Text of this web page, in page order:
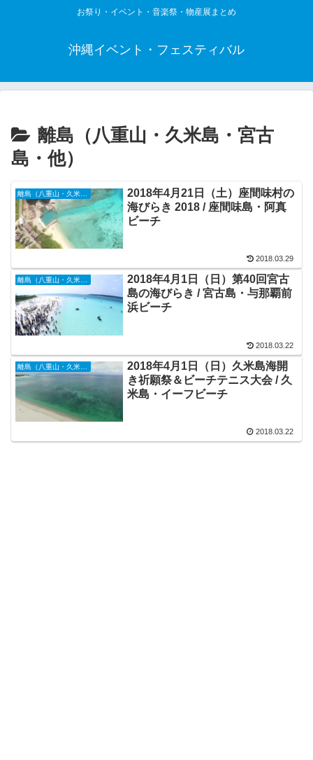
お祭り・イベント・音楽祭・物産展まとめ
沖縄イベント・フェスティバル
離島（八重山・久米島・宮古
島・他）
2018年4月21日（土）座間味村の
海びらき 2018 / 座間味島・阿真
ビーチ
2018.03.29
離島（八重山・久米島・宮古島・他）
2018年4月1日（日）第40回宮古
島の海びらき / 宮古島・与那覇前
浜ビーチ
2018.03.22
2018年4月1日（日）久米島海開
き祈願祭＆ビーチテニス大会 / 久
米島・イーフビーチ
2018.03.22